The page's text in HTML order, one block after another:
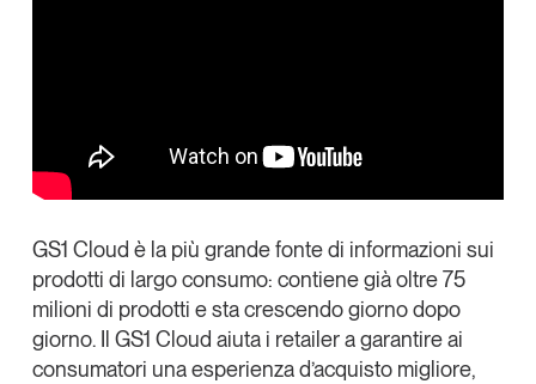
Contatti
Tendenze Journal
La nostra newsletter nella tua email
GS1 Cloud è la più grande fonte di informazioni sui
prodotti di largo consumo: contiene già oltre 75
milioni di prodotti e sta crescendo giorno dopo
giorno. Il GS1 Cloud aiuta i retailer a garantire ai
consumatori una esperienza d’acquisto migliore,